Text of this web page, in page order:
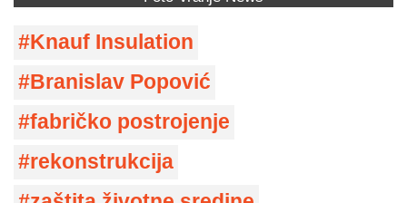
Knauf Insulation
Branislav Popović
fabričko postrojenje
rekonstrukcija